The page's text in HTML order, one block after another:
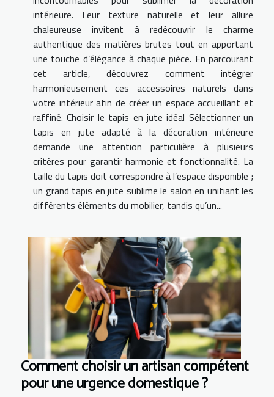
intérieure. Leur texture naturelle et leur allure
chaleureuse invitent à redécouvrir le charme
authentique des matières brutes tout en apportant
une touche d’élégance à chaque pièce. En parcourant
cet article, découvrez comment intégrer
harmonieusement ces accessoires naturels dans
votre intérieur afin de créer un espace accueillant et
raffiné. Choisir le tapis en jute idéal Sélectionner un
tapis en jute adapté à la décoration intérieure
demande une attention particulière à plusieurs
critères pour garantir harmonie et fonctionnalité. La
taille du tapis doit correspondre à l’espace disponible ;
un grand tapis en jute sublime le salon en unifiant les
différents éléments du mobilier, tandis qu’un...
Comment choisir un artisan compétent
pour une urgence domestique ?